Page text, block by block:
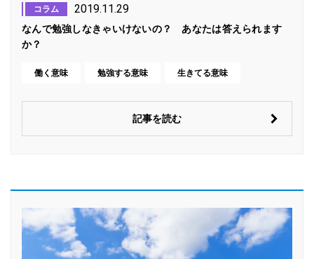
コラム 2019.11.29
なんで勉強しなきゃいけないの？ あなたは答えられます
か？
働く意味 勉強する意味 生きてる意味
記事を読む